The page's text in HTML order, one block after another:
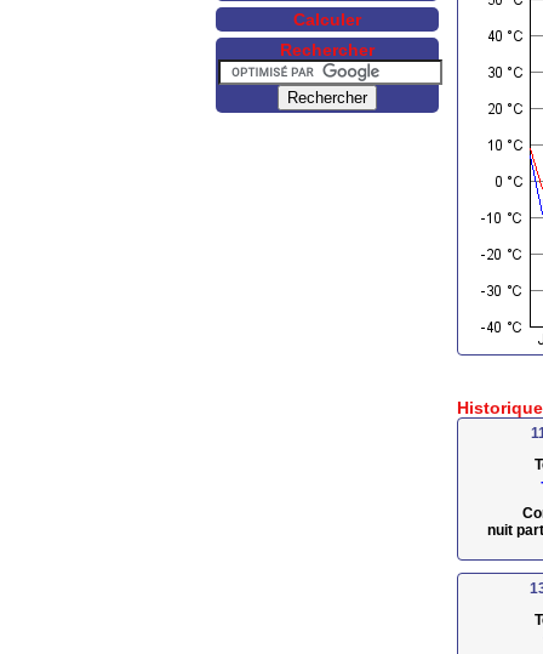
nuit
Calculer
Rechercher